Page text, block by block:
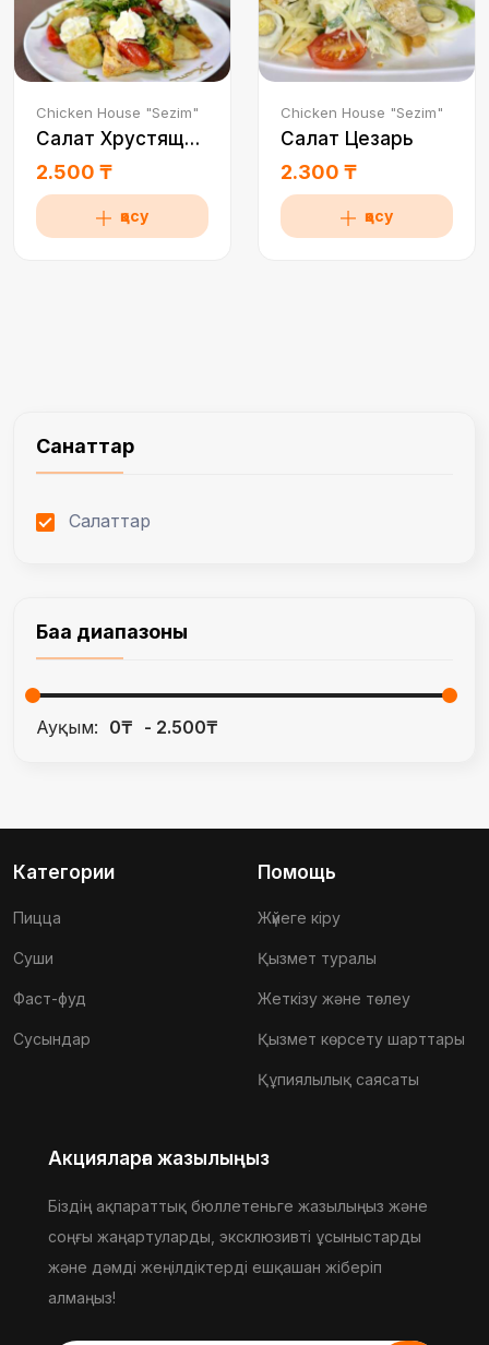
Санаттар
Салаттар
Баға диапазоны
Ауқым: 0₸ 2.500₸
Chicken House "Sezim"
Салат Хрустящий баклажан
2.500 ₸
қосу
Chicken House "Sezim"
Салат Цезарь
2.300 ₸
қосу
Категории
Пицца
Суши
Фаст-фуд
Сусындар
Помощь
Жүйеге кіру
Қызмет туралы
Жеткізу және төлеу
Қызмет көрсету шарттары
Құпиялылық саясаты
Акцияларға жазылыңыз
Біздің ақпараттық бюллетеньге жазылыңыз және
соңғы жаңартуларды, эксклюзивті ұсыныстарды
және дәмді жеңілдіктерді ешқашан жіберіп
алмаңыз!